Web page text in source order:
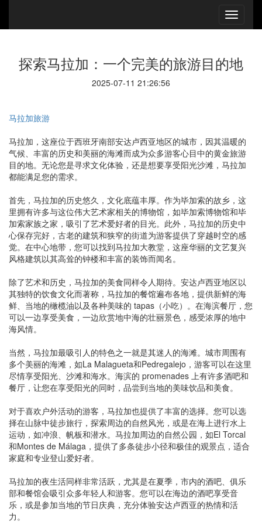
探索马拉加：一个完美的旅游目的地
2025-07-11 21:26:56
马拉加旅游
马拉加，这座位于西班牙南部安达卢西亚地区的城市，因其温暖的
气候、丰富的历史和美丽的海滩而成为众多游客心目中的黄金旅游
目的地。无论您是寻求文化体验，还是想要享受阳光沙滩，马拉加
都能满足您的需求。
首先，马拉加的历史悠久，文化底蕴丰厚。作为毕加索的故乡，这
里拥有许多与这位伟大艺术家相关的博物馆，如毕加索博物馆和毕
加索家族之家，吸引了艺术爱好者的目光。此外，马拉加的历史中
心保存完好，古老的建筑和狭窄的街道为游客提供了穿越时空的感
觉。在中心地带，您可以找到马拉加大教堂，这座华丽的文艺复兴
风格建筑以其高耸的钟楼和丰富的装饰而闻名。
除了艺术和历史，马拉加的美食同样令人期待。安达卢西亚地区以
其独特的饮食文化而著称，马拉加的餐馆遍布各地，提供新鲜的海
鲜、当地的橄榄油以及各种美味的 tapas（小吃）。在海滨餐厅，您
可以一边享受美食，一边欣赏地中海的壮丽景色，感受浓厚的地中
海风情。
当然，马拉加最吸引人的特色之一就是其迷人的海滩。城市周围有
多个美丽的海滩，如La Malagueta和Pedregalejo，游客可以在这里
尽情享受阳光、沙滩和海水。海滨的 promenades 上有许多酒吧和
餐厅，让您在享受阳光的同时，品尝到当地的美味饮品和美食。
对于喜欢户外活动的游客，马拉加也提供了丰富的选择。您可以选
择在山脉中徒步旅行，探索周边的自然风光，或是在海上进行水上
运动，如冲浪、帆板和潜水。马拉加周边的自然公园，如El Torcal
和Montes de Málaga，提供了多条徒步小径和极佳的观景点，适合
家庭和专业登山爱好者。
马拉加的夜生活同样非常活跃，尤其是在夏季，市内的酒吧、俱乐
部和餐馆会吸引众多年轻人和游客。您可以在海边的酒吧享受音
乐，或是参加当地的节日庆典，充分体验安达卢西亚的热情和活
力。